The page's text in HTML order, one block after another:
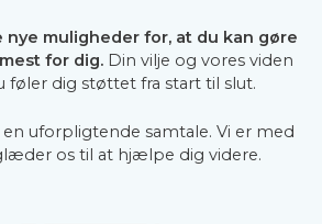
nye muligheder for, at du kan gøre
for dig. Din vilje og vores viden
føler dig støttet fra start til slut.
uforpligtende samtale. Vi er med
os til at hjælpe dig videre.